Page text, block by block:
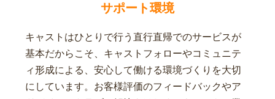
サポート環境
キャストはひとりで行う直行直帰でのサービスが
基本だからこそ、キャストフォローやコミュニテ
ィ形成による、安心して働ける環境づくりを大切
にしています。お客様評価のフィードバックやア